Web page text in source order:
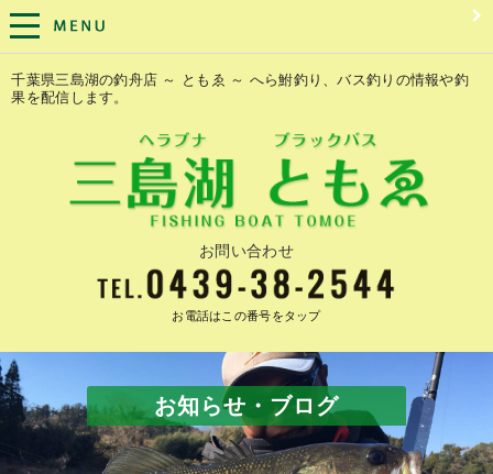
千葉県三島湖の釣舟店 ～ ともゑ ～ へら鮒釣り、バス釣りの情報や釣
果を配信します。
お問い合わせ
お電話はこの番号をタップ
お知らせ・ブログ